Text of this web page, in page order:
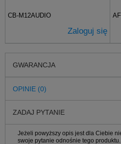
CB-M12AUDIO
Zaloguj się
GWARANCJA
OPINIE (0)
ZADAJ PYTANIE
Jeżeli powyższy opis jest dla Ciebie
swoje pytanie odnośnie tego